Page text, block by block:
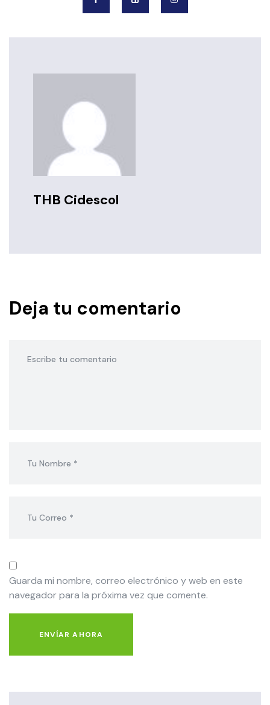
THB Cidescol
Deja tu comentario
Guarda mi nombre, correo electrónico y web en este
navegador para la próxima vez que comente.
ENVÍAR AHORA